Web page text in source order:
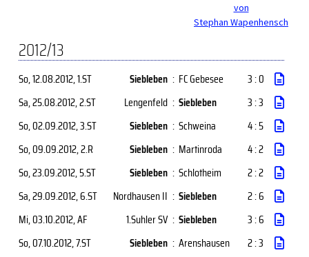
von
Stephan Wapenhensch
2012/13
So, 12.08.2012, 1.ST Siebleben : FC Gebesee
3 : 0
Sa, 25.08.2012, 2.ST Lengenfeld : Siebleben
3 : 3
So, 02.09.2012, 3.ST Siebleben : Schweina
4 : 5
So, 09.09.2012, 2.R Siebleben : Martinroda
4 : 2
So, 23.09.2012, 5.ST Siebleben : Schlotheim
2 : 2
Sa, 29.09.2012, 6.ST Nordhausen II : Siebleben
2 : 6
Mi, 03.10.2012, AF 1.Suhler SV : Siebleben
3 : 6
So, 07.10.2012, 7.ST Siebleben : Arenshausen
2 : 3